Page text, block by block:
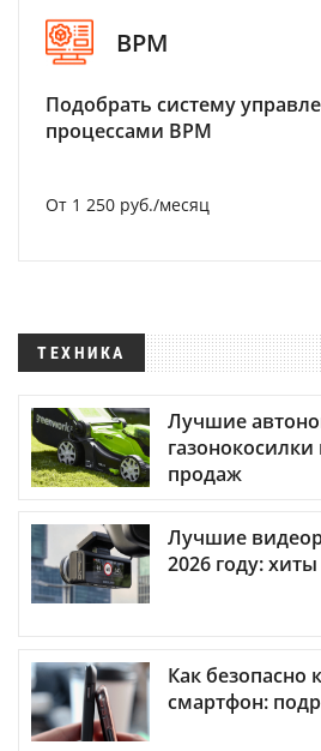
BPM
Подобрать систему
процессами BPM
От 1 250 руб./месяц
ТЕХНИКА
Лучшие
газонокосилки
продаж
Лучшие
2026 году:
Как безопасно
смартфон: